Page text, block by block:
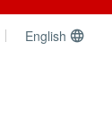
English